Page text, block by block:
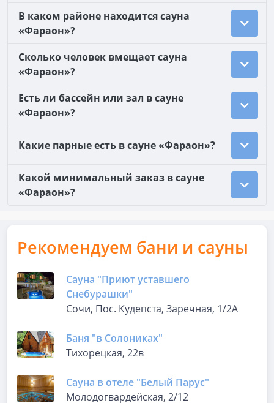
В каком районе находится сауна
«Фараон»?
Сколько человек вмещает сауна
«Фараон»?
Есть ли бассейн или зал в сауне
«Фараон»?
Какие парные есть в сауне «Фараон»?
Какой минимальный заказ в сауне
«Фараон»?
Рекомендуем бани и сауны
Сауна "Приют уставшего
Снебурашки"
Сочи, Пос. Кудепста, Заречная, 1/2А
Баня "в Солониках"
Тихорецкая, 22в
Сауна в отеле "Белый Парус"
Молодогвардейская, 2/12